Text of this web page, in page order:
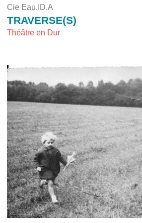
Cie Eau.ID.A
TRAVERSE(S)
Théâtre en Dur